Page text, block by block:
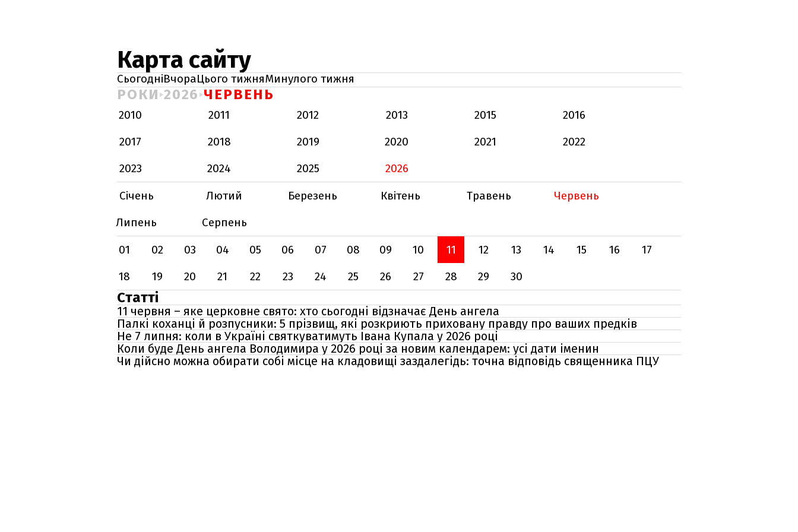
Карта сайту
СьогодніВчораЦього тижняМинулого тижня
РОКИ 2026 ЧЕРВЕНЬ
2010 2011 2012 2013 2015
2016
2017
2018 2019 2020 2021
2022
2023
2024 2025
2026
Січень
Лютий Березень Квітень Травень
Червень
Липень
Серпень
01
02 03 04 05 06 07 08 09 10 11 12 13 14 15 16
17
18
19 20 21 22 23 24 25 26 27 28 29 30
Статті
11 червня – яке церковне свято: хто сьогодні відзначає День ангела
Палкі коханці й розпусники: 5 прізвищ, які розкриють приховану правду про ваших предків
Не 7 липня: коли в Україні святкуватимуть Івана Купала у 2026 році
Коли буде День ангела Володимира у 2026 році за новим календарем: усі дати іменин
Чи дійсно можна обирати собі місце на кладовищі заздалегідь: точна відповідь священника ПЦУ